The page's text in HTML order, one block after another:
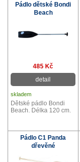
Pádlo dětské Bondi
Beach
485 Kč
detail
skladem
Dětské pádlo Bondi
Beach. Délka 120 cm.
Pádlo C1 Panda
dřevěné